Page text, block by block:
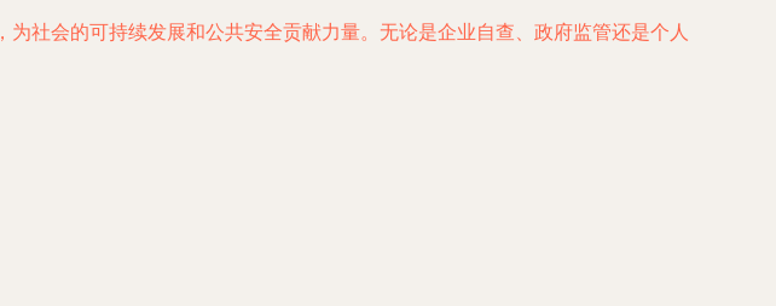
社会的可持续发展和公共安全贡献力量。无论是企业自查、政府监管还是个人